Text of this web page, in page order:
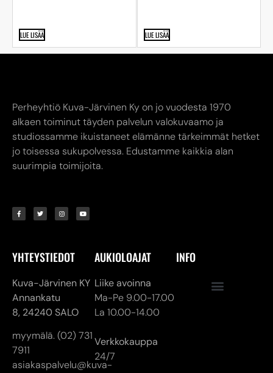
LUE LISÄÄ LUE LISÄÄ
Perheyhtiö Kuva-Järvinen Ky on jo vuodesta 1970
alkaen toiminut täyden palvelun valokuvaamo ja
studiossamme ikuistaneet elämänne tärkeimmät hetket
jo toisessa sukupolvessa. Edustamme kaikkia alan
suurimpia toimijoita.
YHTEYSTIEDOT
Kuva-Järvinen KY
Annankatu
8, 24240 SALO
myymälä. (02) 731
7911
asiakaspalvelu@kuva-
AUKIOLOAJAT
Liike avoinna
Ma-Pe 9.00-17.00
La 10.00-14.00
Verkkokauppa
24/7
INFO